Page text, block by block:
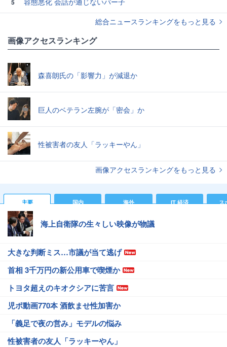
5
総合ニュースランキングをもっと見る
画像アクセスランキング
森喜朗氏の「影響力」が減退か
巨人のベテラン左腕が「密会」か
性被害者の友人「ラッキーやん」
画像アクセスランキングをもっと見る
主要 国内 海外 IT 経済 ス
海上自衛隊の生々しい映像が物議
大きな判断ミス…市議が当て逃げ
首相 3千万円の新公用車で喫煙か
トヨタ超えのキオクシアに苦言
児ポ動画770本 酒飲ませ性加害か
「義足で夜の営み」モデルの悩み
性被害者の友人「ラッキーやん」